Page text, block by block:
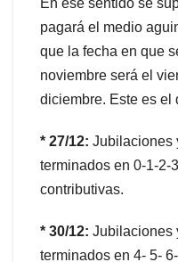
pagará el medio
que la fecha en que
noviembre será el
diciembre. Este es el
* 27/12: Jubilaciones
terminados en 0-1-2-
contributivas.
* 30/12: Jubilaciones
terminados en 4- 5-